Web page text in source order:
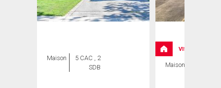
Maison
5 CAC , 2
SDB
VISITE LIBRE
Maison